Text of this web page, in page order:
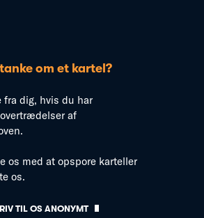
om et kartel?
fra dig, hvis du har
af
os med at opspore karteller
os.
TIL OS ANONYMT